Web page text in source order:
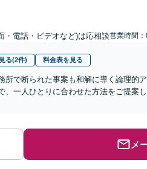
・電話・ビデオなど)は応相談営業時間：
る(2件) 料金表を見る
所で断られた事案も和解に導く論理的
、一人ひとりに合わせた方法をご提案
メ